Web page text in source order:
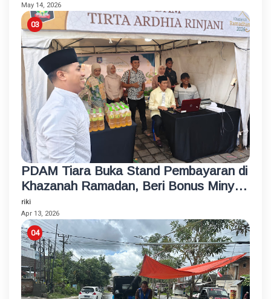
May 14, 2026
PDAM Tiara Buka Stand Pembayaran di
Khazanah Ramadan, Beri Bonus Minyak
Goreng
riki
Apr 13, 2026